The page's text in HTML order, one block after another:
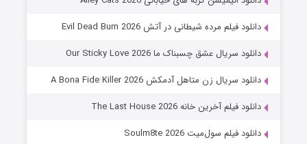
عملیات آپارتمان
قسمت۲ (زیرنویس) منتشر شد
دانلود فیلم مرده شیطانی در آتش Evil Dead Burn 2026
دانلود سریال عشق چسبناک ما Our Sticky Love 2026
دانلود سریال زن متاهل آدمکش A Bona Fide Killer 2026
دانلود فیلم آخرین خانه The Last House 2026
دانلود فیلم سول‌میت Soulm8te 2026